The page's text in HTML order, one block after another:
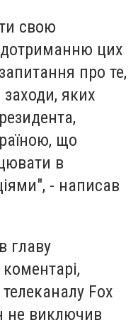
свою
дотриманню цих
про те,
заходи, яких
що
в
- написав
главу
Fox
не виключив